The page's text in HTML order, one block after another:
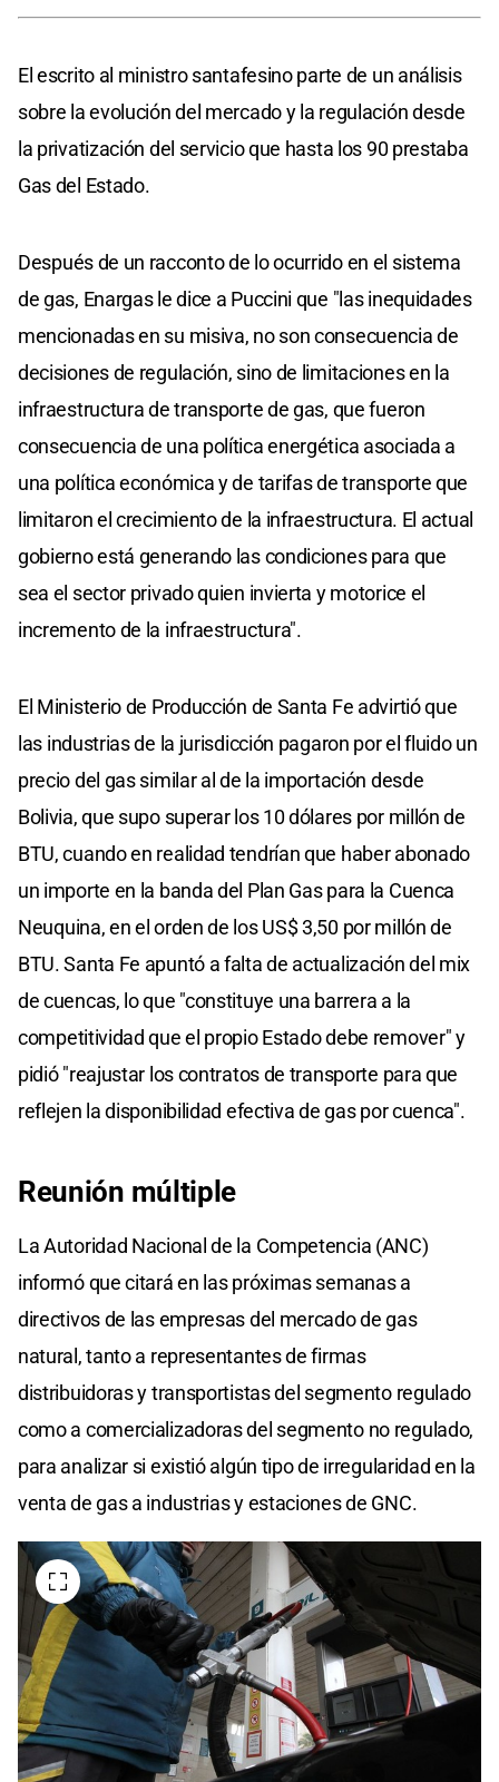
El escrito al ministro santafesino parte de un análisis
sobre la evolución del mercado y la regulación desde
la privatización del servicio que hasta los 90 prestaba
Gas del Estado.
Después de un racconto de lo ocurrido en el sistema
de gas, Enargas le dice a Puccini que "las inequidades
mencionadas en su misiva, no son consecuencia de
decisiones de regulación, sino de limitaciones en la
infraestructura de transporte de gas, que fueron
consecuencia de una política energética asociada a
una política económica y de tarifas de transporte que
limitaron el crecimiento de la infraestructura. El actual
gobierno está generando las condiciones para que
sea el sector privado quien invierta y motorice el
incremento de la infraestructura".
El Ministerio de Producción de Santa Fe advirtió que
las industrias de la jurisdicción pagaron por el fluido un
precio del gas similar al de la importación desde
Bolivia, que supo superar los 10 dólares por millón de
BTU, cuando en realidad tendrían que haber abonado
un importe en la banda del Plan Gas para la Cuenca
Neuquina, en el orden de los US$ 3,50 por millón de
BTU. Santa Fe apuntó a falta de actualización del mix
de cuencas, lo que "constituye una barrera a la
competitividad que el propio Estado debe remover" y
pidió "reajustar los contratos de transporte para que
reflejen la disponibilidad efectiva de gas por cuenca".
Reunión múltiple
La Autoridad Nacional de la Competencia (ANC)
informó que citará en las próximas semanas a
directivos de las empresas del mercado de gas
natural, tanto a representantes de firmas
distribuidoras y transportistas del segmento regulado
como a comercializadoras del segmento no regulado,
para analizar si existió algún tipo de irregularidad en la
venta de gas a industrias y estaciones de GNC.